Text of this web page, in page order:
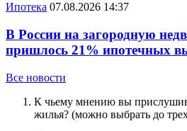
Ипотека 07.08.2026 14:37
В России на загородную
пришлось 21% ипотечных
Все новости
К чьему мнению вы
жилья? (можно выбрать до